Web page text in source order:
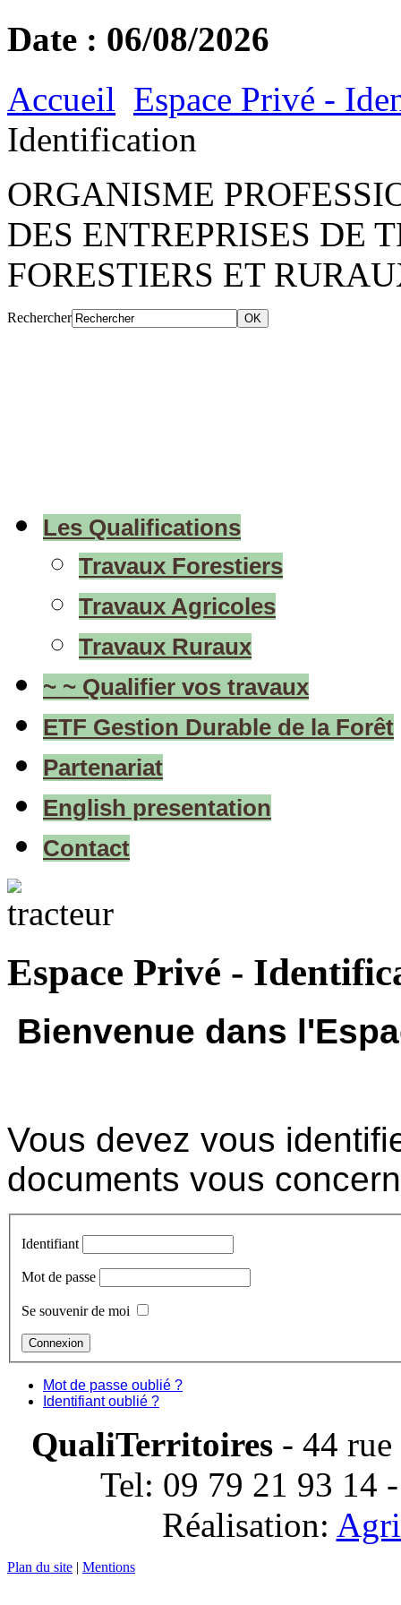
Date : 06/08/2026
Accueil Espace Privé -
Identification
ORGANISME
DES ENTREPRISES DE
FORESTIERS ET
Rechercher
Les Qualifications
Travaux Forestiers
Travaux Agricoles
Travaux Ruraux
~ ~ Qualifier vos travaux
ETF Gestion Durable de la Forêt
Partenariat
English presentation
Contact
Espace Privé -
Bienvenue dans
Vous devez vous
documents vous
Identifiant
Mot de passe
Se souvenir de moi
Mot de passe oublié ?
Identifiant oublié ?
QualiTerritoires- 44 rue
Tel: 09 79 21 93 14
Réalisation:
Plan du site | Mentions